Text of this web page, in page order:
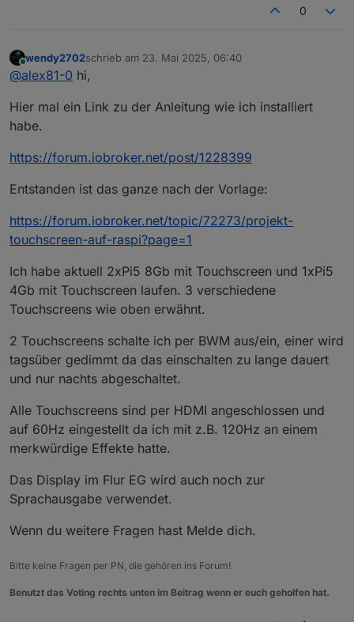
https://www.amazon.de/deleyCON-Universal-
bekommen.
Bei Bedarf kann ich Bilder einstellen.
EDIT: Tracking Cookies entfernt
0
Online
wendy2702schrieb am 23. Mai 2025, 06:40
zuletzt editiert von
@alex81-0 hi,
Hier mal ein Link zu der Anleitung wie ich installiert
habe.
https://forum.iobroker.net/post/1228399
Entstanden ist das ganze nach der Vorlage:
https://forum.iobroker.net/topic/72273/projekt-
touchscreen-auf-raspi?page=1
Ich habe aktuell 2xPi5 8Gb mit Touchscreen und 1xPi5
4Gb mit Touchscreen laufen. 3 verschiedene
Touchscreens wie oben erwähnt.
2 Touchscreens schalte ich per BWM aus/ein, einer wird
tagsüber gedimmt da das einschalten zu lange dauert
und nur nachts abgeschaltet.
Alle Touchscreens sind per HDMI angeschlossen und
auf 60Hz eingestellt da ich mit z.B. 120Hz an einem
merkwürdige Effekte hatte.
Das Display im Flur EG wird auch noch zur
Sprachausgabe verwendet.
Wenn du weitere Fragen hast Melde dich.
Bitte keine Fragen per PN, die gehören ins Forum!
Benutzt das Voting rechts unten im Beitrag wenn er euch geholfen hat.